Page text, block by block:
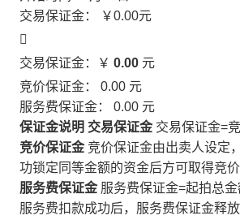
交易保证金：
￥0.00元

交易保证金：￥ 0.00 元
竞价保证金： 0.00 元
服务费保证金： 0.00 元
保证金说明 交易保证金 交易保证金=
竞价保证金 竞价保证金由出卖人设定
功锁定同等金额的资金后方可取得竞
服务费保证金 服务费保证金=起拍总
服务费扣款成功后，服务费保证金释放